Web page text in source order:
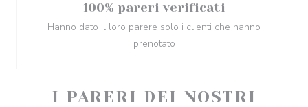
I PARERI DEI NOSTRI
100% pareri verificati
Hanno dato il loro parere solo i clienti che hanno
prenotato